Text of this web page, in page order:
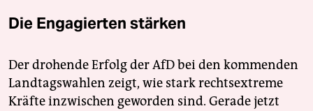
Die Engagierten stärken
Der drohende Erfolg der AfD bei den kommenden
Landtagswahlen zeigt, wie stark rechtsextreme
Kräfte inzwischen geworden sind. Gerade jetzt